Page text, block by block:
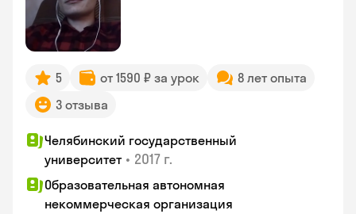
5 от 1590 ₽ за урок
8 лет опыта
3 отзыва
Челябинский государственный
университет • 2017 г.
Образовательная автономная
некоммерческая организация